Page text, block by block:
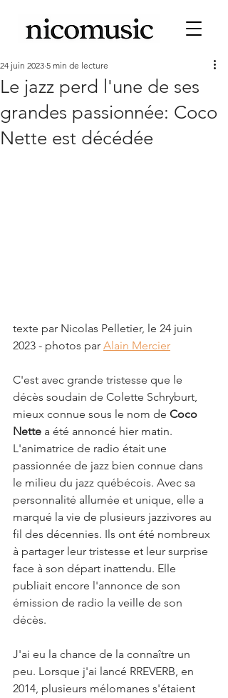
Le jazz perd l'une de ses
grandes passionnée: Coco
Nette est décédée
24 juin 2023 5 min de lecture
texte par Nicolas Pelletier, le 24 juin
2023 - photos par Alain Mercier
C'est avec grande tristesse que le
décès soudain de Colette Schryburt,
mieux connue sous le nom de Coco
Nette a été annoncé hier matin.
L'animatrice de radio était une
passionnée de jazz bien connue dans
le milieu du jazz québécois. Avec sa
personnalité allumée et unique, elle a
marqué la vie de plusieurs jazzivores au
fil des décennies. Ils ont été nombreux
à partager leur tristesse et leur surprise
face à son départ inattendu. Elle
publiait encore l'annonce de son
émission de radio la veille de son
décès.
J'ai eu la chance de la connaître un
peu. Lorsque j'ai lancé RREVERB, en
2014, plusieurs mélomanes s'étaient